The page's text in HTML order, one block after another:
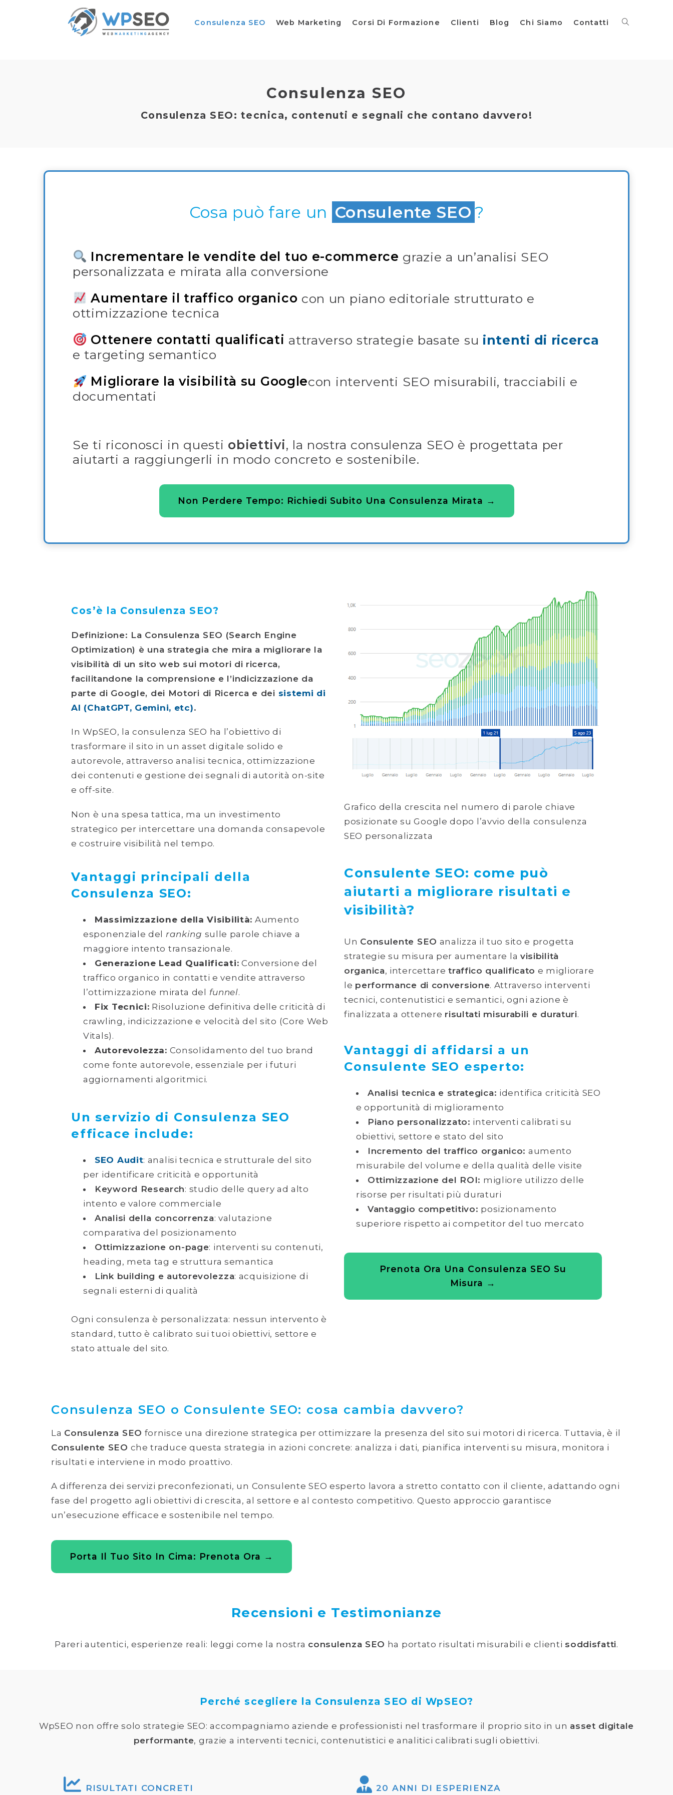
Consulenza SEO Web Marketing Corsi Di Formazione Clienti Blog Chi Siamo Contatti
Consulenza SEO
Consulenza SEO: tecnica, contenuti e segnali che contano davvero!
Cosa può fare un Consulente SEO ?
Incrementare le vendite del tuo e-commerce grazie a un’analisi SEO
personalizzata e mirata alla conversione
Aumentare il traffico organico con un piano editoriale strutturato e
ottimizzazione tecnica
Ottenere contatti qualificati attraverso strategie basate su intenti di ricerca
e targeting semantico
Migliorare la visibilità su Googlecon interventi SEO misurabili, tracciabili e
documentati
Se ti riconosci in questi obiettivi, la nostra consulenza SEO è progettata per
aiutarti a raggiungerli in modo concreto e sostenibile.
Non Perdere Tempo: Richiedi Subito Una Consulenza Mirata →
Cos’è la Consulenza SEO?
Definizione: La Consulenza SEO (Search Engine
Optimization) è una strategia che mira a migliorare la
visibilità di un sito web sui motori di ricerca,
facilitandone la comprensione e l’indicizzazione da
parte di Google, dei Motori di Ricerca e dei sistemi di
AI (ChatGPT, Gemini, etc).
In WpSEO, la consulenza SEO ha l’obiettivo di
trasformare il sito in un asset digitale solido e
autorevole, attraverso analisi tecnica, ottimizzazione
dei contenuti e gestione dei segnali di autorità on-site
e off-site.
Non è una spesa tattica, ma un investimento
strategico per intercettare una domanda consapevole
e costruire visibilità nel tempo.
Vantaggi principali della
Consulenza SEO:
Massimizzazione della Visibilità: Aumento
esponenziale del ranking sulle parole chiave a
maggiore intento transazionale.
Generazione Lead Qualificati: Conversione del
traffico organico in contatti e vendite attraverso
l’ottimizzazione mirata del funnel.
Fix Tecnici: Risoluzione definitiva delle criticità di
crawling, indicizzazione e velocità del sito (Core Web
Vitals).
Autorevolezza: Consolidamento del tuo brand
come fonte autorevole, essenziale per i futuri
aggiornamenti algoritmici.
Un servizio di Consulenza SEO
efficace include:
SEO Audit: analisi tecnica e strutturale del sito
per identificare criticità e opportunità
Keyword Research: studio delle query ad alto
intento e valore commerciale
Analisi della concorrenza: valutazione
comparativa del posizionamento
Ottimizzazione on-page: interventi su contenuti,
heading, meta tag e struttura semantica
Link building e autorevolezza: acquisizione di
segnali esterni di qualità
Ogni consulenza è personalizzata: nessun intervento è
standard, tutto è calibrato sui tuoi obiettivi, settore e
stato attuale del sito.
Grafico della crescita nel numero di parole chiave
posizionate su Google dopo l’avvio della consulenza
SEO personalizzata
Consulente SEO: come può
aiutarti a migliorare risultati e
visibilità?
Un Consulente SEO analizza il tuo sito e progetta
strategie su misura per aumentare la visibilità
organica, intercettaretraffico qualificato e migliorare
le performance di conversione. Attraverso interventi
tecnici, contenutistici e semantici, ogni azione è
finalizzata a ottenere risultati misurabili e duraturi.
Vantaggi di affidarsi a un
Consulente SEO esperto:
Analisi tecnica e strategica: identifica criticità SEO
e opportunità di miglioramento
Piano personalizzato: interventi calibrati su
obiettivi, settore e stato del sito
Incremento del traffico organico: aumento
misurabile del volume e della qualità delle visite
Ottimizzazione del ROI: migliore utilizzo delle
risorse per risultati più duraturi
Vantaggio competitivo: posizionamento
superiore rispetto ai competitor del tuo mercato
Prenota Ora Una Consulenza SEO Su
Misura →
Consulenza SEO o Consulente SEO: cosa cambia davvero?
La Consulenza SEO fornisce una direzione strategica per ottimizzare la presenza del sito sui motori di ricerca. Tuttavia, è il
Consulente SEO che traduce questa strategia in azioni concrete: analizza i dati, pianifica interventi su misura, monitora i
risultati e interviene in modo proattivo.
A differenza dei servizi preconfezionati, un Consulente SEO esperto lavora a stretto contatto con il cliente, adattando ogni
fase del progetto agli obiettivi di crescita, al settore e al contesto competitivo. Questo approccio garantisce
un’esecuzione efficace e sostenibile nel tempo.
Porta Il Tuo Sito In Cima: Prenota Ora →
Recensioni e Testimonianze
Pareri autentici, esperienze reali: leggi come la nostra consulenza SEO ha portato risultati misurabili e clienti soddisfatti.
Perché scegliere la Consulenza SEO di WpSEO?
WpSEO non offre solo strategie SEO: accompagniamo aziende e professionisti nel trasformare il proprio sito in un asset digitale
performante, grazie a interventi tecnici, contenutistici e analitici calibrati sugli obiettivi.
RISULTATI CONCRETI 20 ANNI DI ESPERIENZA